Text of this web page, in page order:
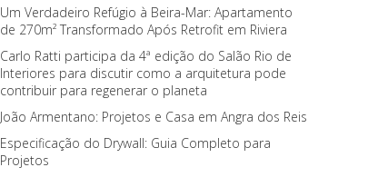
Um Verdadeiro Refúgio à Beira-Mar: Apartamento
de 270m² Transformado Após Retrofit em Riviera
Carlo Ratti participa da 4ª edição do Salão Rio de
Interiores para discutir como a arquitetura pode
contribuir para regenerar o planeta
João Armentano: Projetos e Casa em Angra dos Reis
Especificação do Drywall: Guia Completo para
Projetos